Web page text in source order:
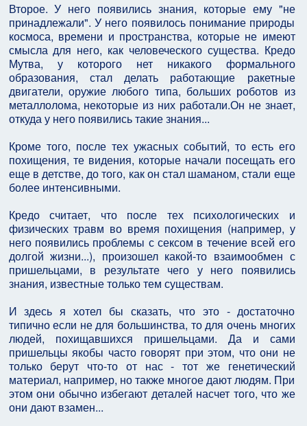
Второе. У него появились знания, которые ему "не
принадлежали". У него появилось понимание природы
космоса, времени и пространства, которые не имеют
смысла для него, как человеческого существа. Кредо
Мутва, у которого нет никакого формального
образования, стал делать работающие ракетные
двигатели, оружие любого типа, больших роботов из
металлолома, некоторые из них работали.Он не знает,
откуда у него появились такие знания...
Кроме того, после тех ужасных событий, то есть его
похищения, те видения, которые начали посещать его
еще в детстве, до того, как он стал шаманом, стали еще
более интенсивными.
Кредо считает, что после тех психологических и
физических травм во время похищения (например, у
него появились проблемы с сексом в течение всей его
долгой жизни...), произошел какой-то взаимообмен с
пришельцами, в результате чего у него появились
знания, известные только тем существам.
И здесь я хотел бы сказать, что это - достаточно
типично если не для большинства, то для очень многих
людей, похищавшихся пришельцами. Да и сами
пришельцы якобы часто говорят при этом, что они не
только берут что-то от нас - тот же генетический
материал, например, но также многое дают людям. При
этом они обычно избегают деталей насчет того, что же
они дают взамен...